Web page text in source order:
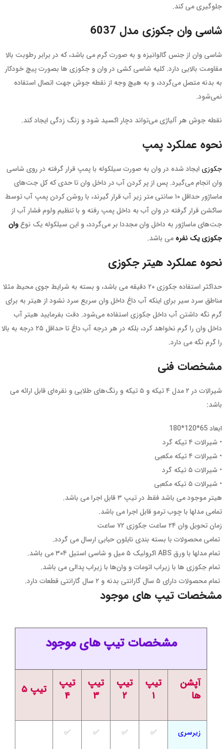
جلوگیری می کند.
شاسی وان جکوزی مدل 6037
شاسی وان از جنس گالوانیزه و به صورت گرم می باشد، که در برابر رطوبت بالا
مقاومت بالایی دارد. کلیه شاسی کشی در وان و جکوزی ها بصورت پیچ خودکار
به بدنه متصل می‌گردد، و به هیچ وجه از نقطه جوش جهت اتصال استفاده
نمی‌شود.
نقطه جوش هر آلیاژی می‌تواند دچار اکسید شود و زنگ زدگی ایجاد کند.
نحوه عملکرد پمپ
جکوزی ایجاد شده در وان به صورت سیلکوله با پمپ قرار گرفته در روی شاسی
وان انجام می‌گیرد. پس از پر کردن آب در داخل وان تا حدی که کل جت‌های
ماساژور حداقل ۱۰ سانتی متر زیر آب قرار گیرند، با روشن کردن پمپ آب توسط
ساکشن قرار گرفته در وان آب به داخل پمپ رفته و با تنظیم ولوم فشار آب از
جت‌های ماساژور به داخل وان مجددا بر می‌گردد، و این سیلکوله یک نوعوان
جکوزی یک نفره می باشد.
نحوه عملکرد هیتر جکوزی
حداکثر استفاده جکوزی ۲۰ دقیقه می باشد، و بسته به شرایط جوی محیط مثلا
مناطق سرد سیر برای اینکه آب داغ داخل وان سریع سرد نشود از هیتر به برای
گرم نگه داشتن آب داخل جکوزی استفاده می‌شود. دقت بفرمایید هیتر آب
داخل وان را گرم نخواهد کرد، بلکه در هر درجه آب داغ تا حداقل ۲۵ درجه به بالا
را گرم نگه می دارد.
مشخصات فنی
شیرالات در ۲ مدل ۴ تیکه و ۵ تیکه و رنگ‌های طلایی و نقره‌ای قابل ارائه می
باشد:
ابعاد 65*120*180
• شیرالات ۴ تیکه گرد
• شیرالات ۴ تیکه مکعبی
• شیرالات ۵ تیکه گرد
• شیرالات ۵ تیکه مکعبی
هیتر موجود می باشد فقط در تیپ ۳ قابل اجرا می باشد.
تمامی مدلها با چوب ترمو قابل اجرا می باشد.
زمان تحویل وان ۲۴ ساعت جکوزی ۷۲ ساعت
تمامی محصولات با بسته بندی نایلون حبابی ارسال می گردد.
تمام مدلها با ورق ABS اکرولیک ۵ میل و شاسی استیل ۳۰۴ می باشد.
تمام جکوزی ها با زیراب اتومات و وان‌ها با زیراب پدالی می باشد.
تمام محصولات دارای ۵ سال گارانتی بدنه و ۲ سال گارانتی قطعات دارد.
مشخصات تیپ های موجود
مشخصات تیپ های موجود
آپشن
ها
تیپ
۱
تیپ
۲
تیپ
۳
تیپ
۴
تیپ ۵
زیرسری ✅
✅
✅
✅